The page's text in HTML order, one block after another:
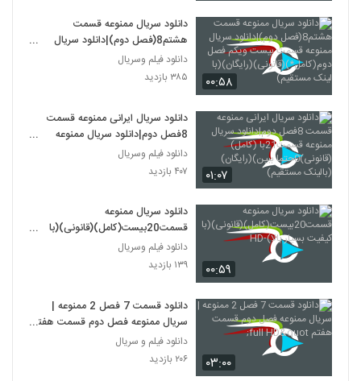
۰۰:۵۸
دانلود سریال ممنوعه قسمت
هشتم8(فصل دوم)|دانلود سریال
ممنوعه قسمت بیست ویکم فصل
دوم(کامل*)(قانونی)(رایگان)(با لینک
دانلود فیلم وسریال
۳۸۵ بازدید
۰۱:۰۷
دانلود سریال ایرانی ممنوعه قسمت
8فصل دوم|دانلود سریال ممنوعه
ببین)(رایگان)(بالینک مستقیم)
دانلود فیلم وسریال
۴۰۷ بازدید
۰۰:۵۹
دانلود سریال ممنوعه
قسمت20بیست(کامل)(قانونی)(با
کیفیت بسیار بالا)-HD
دانلود فیلم وسریال
۱۳۹ بازدید
۰۳:۰۰
دانلود قسمت 7 فصل 2 ممنوعه |
سریال ممنوعه فصل دوم قسمت هفتم
full HD"
دانلود فیلم و سریال
۲۰۶ بازدید